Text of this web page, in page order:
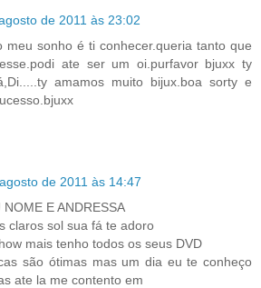
de 2011 às 23:02
meu sonho é ti conhecer.queria tanto que
ate ser um oi.purfavor bjuxx ty
amamos muito bijux.boa sorty e
de 2011 às 14:47
E ANDRESSA
claros sol sua fá te adoro
mais tenho todos os seus DVD
são ótimas mas um dia eu te conheço
ate la me contento em